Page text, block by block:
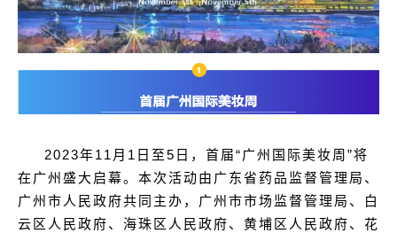
2023年11月1日至5日，首届“广州国际美妆周”将
在广州盛大启幕。本次活动由广东省药品监督管理局、
广州市人民政府共同主办，广州市市场监督管理局、白
云区人民政府、海珠区人民政府、黄埔区人民政府、花